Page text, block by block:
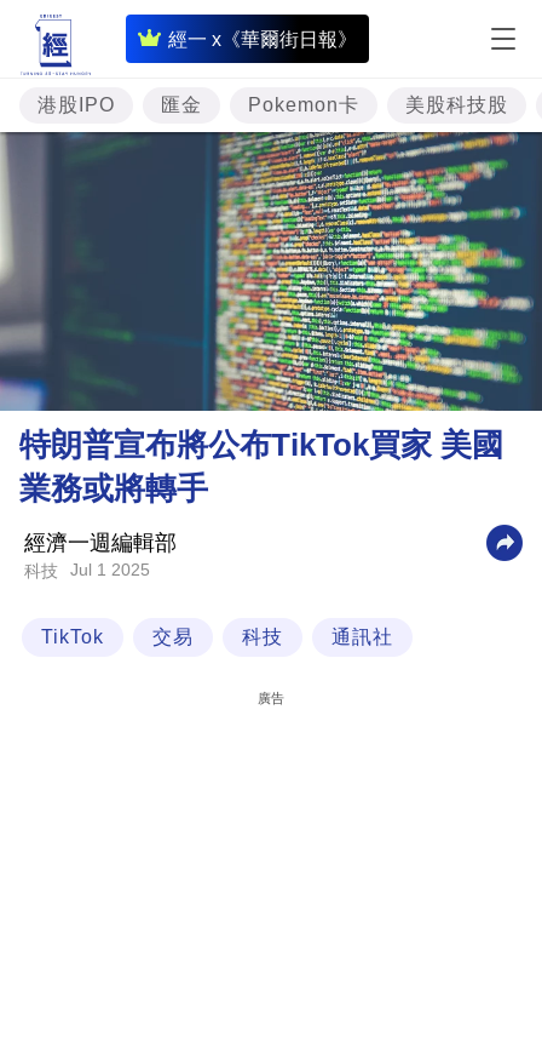
經一 x《華爾街日報》
即
時
財
經
理
財
商
業
港股IPO 匯金 Pokemon卡 美股科技股
特朗普宣布將公布TikTok買家 美國
業務或將轉手
經濟一週編輯部
科技 Jul 1 2025
TikTok 交易 科技 通訊社
廣告